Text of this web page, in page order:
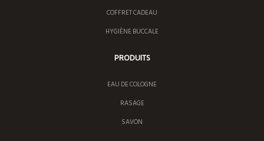
COFFRET CADEAU
HYGIÈNE BUCCALE
PRODUITS
EAU DE COLOGNE
RASAGE
SAVON